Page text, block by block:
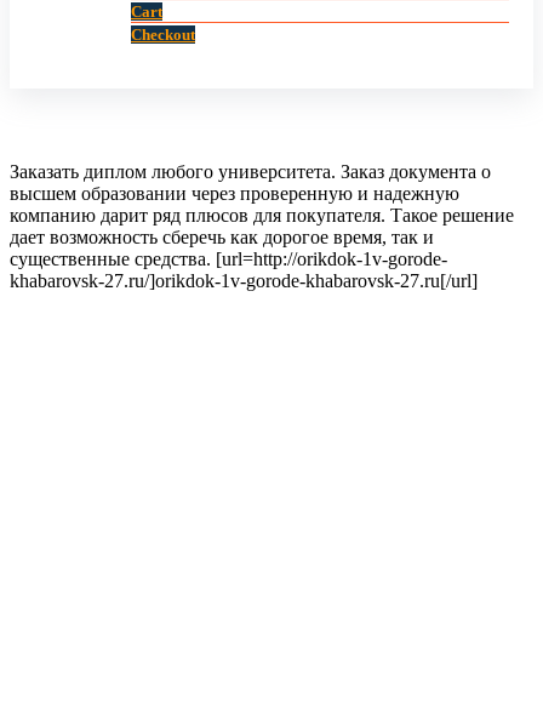
Cart
Checkout
Заказать диплом любого университета. Заказ документа о
высшем образовании через проверенную и надежную
компанию дарит ряд плюсов для покупателя. Такое решение
дает возможность сберечь как дорогое время, так и
существенные средства. [url=http://orikdok-1v-gorode-
khabarovsk-27.ru/]orikdok-1v-gorode-khabarovsk-27.ru[/url]